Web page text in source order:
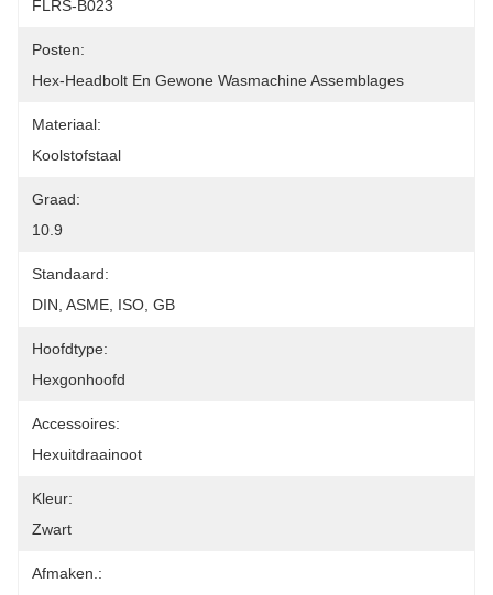
FLRS-B023
Posten:
Hex-Headbolt En Gewone Wasmachine Assemblages
Materiaal:
Koolstofstaal
Graad:
10.9
Standaard:
DIN, ASME, ISO, GB
Hoofdtype:
Hexgonhoofd
Accessoires:
Hexuitdraainoot
Kleur:
Zwart
Afmaken.: